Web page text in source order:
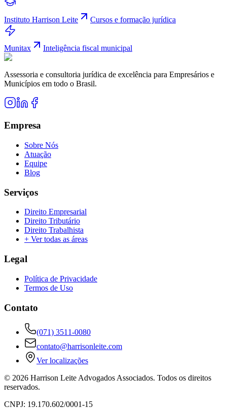
Instituto Harrison Leite Cursos e formação jurídica
Munitax Inteligência fiscal municipal
Assessoria e consultoria jurídica de excelência para Empresários e
Municípios em todo o Brasil.
Empresa
Sobre Nós
Atuação
Equipe
Blog
Serviços
Direito Empresarial
Direito Tributário
Direito Trabalhista
+ Ver todas as áreas
Legal
Política de Privacidade
Termos de Uso
Contato
(071) 3511-0080
contato@harrisonleite.com
Ver localizações
© 2026 Harrison Leite Advogados Associados. Todos os direitos
reservados.
CNPJ: 19.170.602/0001-15